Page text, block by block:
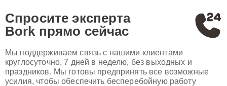
Спросите эксперта
Bork прямо сейчас
Мы поддерживаем связь с нашими клиентами
круглосуточно, 7 дней в неделю, без выходных и
праздников. Мы готовы предпринять все возможные
усилия, чтобы обеспечить бесперебойную работу